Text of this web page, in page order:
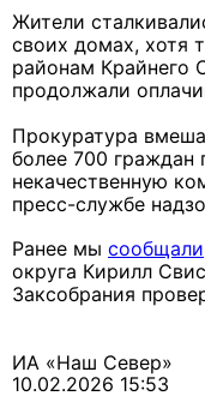
Жители
своих домах, хотя
районам Крайнего
продолжали
Прокуратура
более 700 граждан
некачественную
пресс-службе
Ранее мы сообщали
округа Кирилл
Заксобрания
ИА «Наш Север»
10.02.2026 15:53